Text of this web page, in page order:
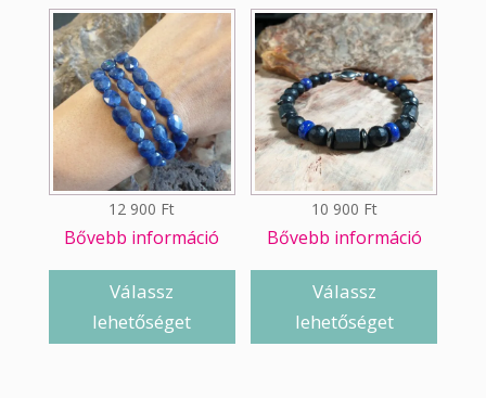
12 900 Ft
Bővebb információ
Válassz
lehetőséget
10 900 Ft
Bővebb információ
Válassz
lehetőséget